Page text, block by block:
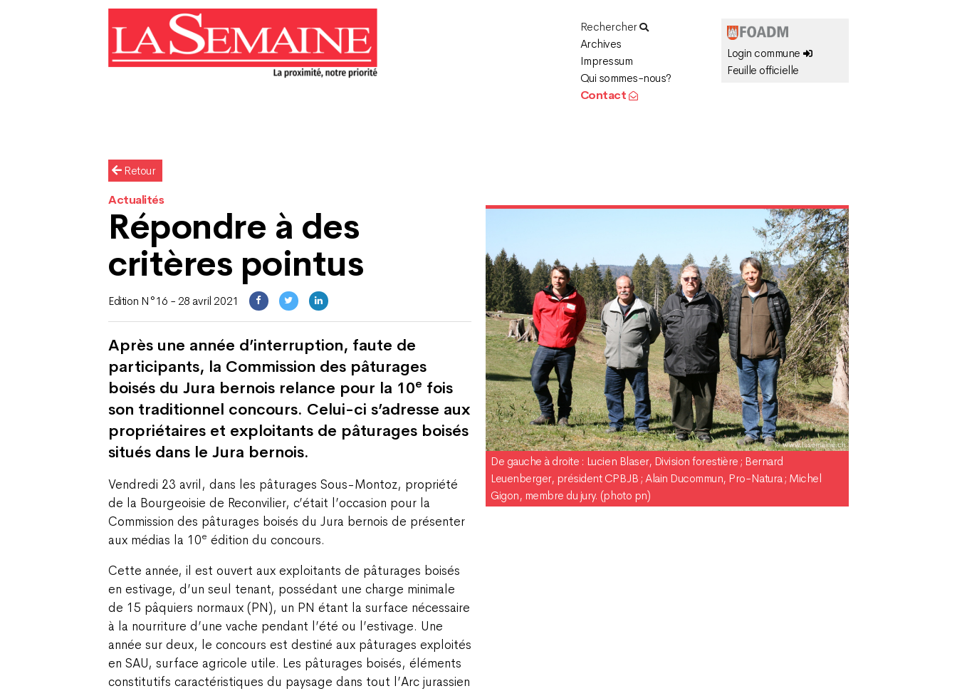
Rechercher
Archives
Impressum
Qui sommes-nous?
Contact
Login commune
Feuille officielle
Retour
Actualités
Répondre à des
critères pointus
Edition N°16 - 28 avril 2021
Après une année d’interruption, faute de
participants, la Commission des pâturages
boisés du Jura bernois relance pour la 10e fois
son traditionnel concours. Celui-ci s’adresse aux
propriétaires et exploitants de pâturages boisés
situés dans le Jura bernois.
Vendredi 23 avril, dans les pâturages Sous-Montoz, propriété
de la Bourgeoisie de Reconvilier, c’était l’occasion pour la
Commission des pâturages boisés du Jura bernois de présenter
aux médias la 10e édition du concours.
Cette année, il est ouvert aux exploitants de pâturages boisés
en estivage, d’un seul tenant, possédant une charge minimale
de 15 pâquiers normaux (PN), un PN étant la surface nécessaire
à la nourriture d’une vache pendant l’été ou l’estivage. Une
année sur deux, le concours est destiné aux pâturages exploités
en SAU, surface agricole utile. Les pâturages boisés, éléments
constitutifs caractéristiques du paysage dans tout l’Arc jurassien
De gauche à droite : Lucien Blaser, Division forestière ; Bernard
Leuenberger, président CPBJB ; Alain Ducommun, Pro-Natura ; Michel
Gigon, membre du jury. (photo pn)